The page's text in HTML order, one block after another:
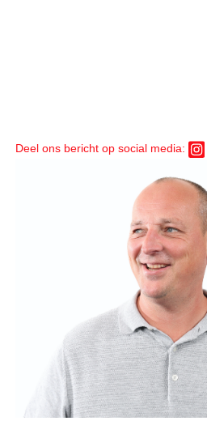
Deel ons bericht op social media: